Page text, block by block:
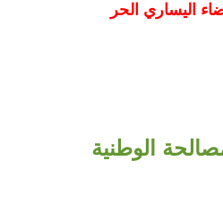
اليساري الحر
الوطنية